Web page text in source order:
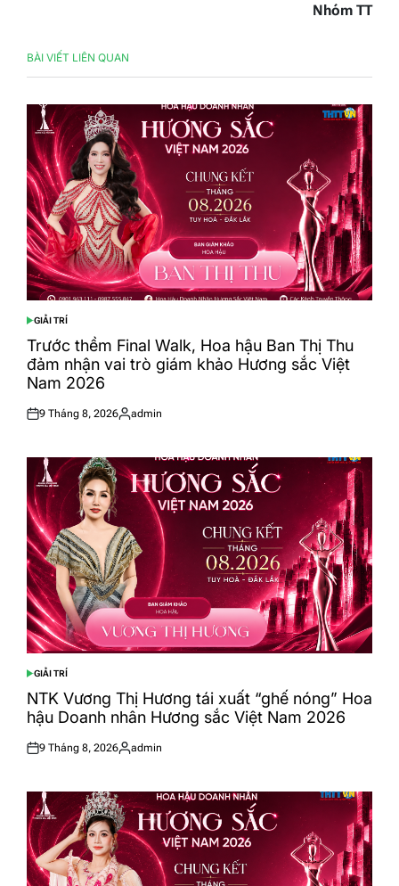
Nhóm TT
BÀI VIẾT LIÊN QUAN
POSTED
IN
GIẢI TRÍ
Trước thềm Final Walk, Hoa hậu Ban Thị Thu
đảm nhận vai trò giám khảo Hương sắc Việt
Nam 2026
Posted
9 Tháng 8, 2026
Posted
admin
POSTED
IN
GIẢI TRÍ
NTK Vương Thị Hương tái xuất “ghế nóng” Hoa
hậu Doanh nhân Hương sắc Việt Nam 2026
Posted
9 Tháng 8, 2026
Posted
admin